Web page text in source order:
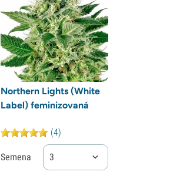
Northern Lights (White
Label) feminizovaná
(4)
Semena 3